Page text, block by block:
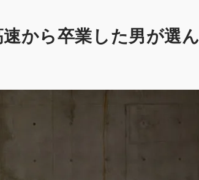
から卒業した男が選ん